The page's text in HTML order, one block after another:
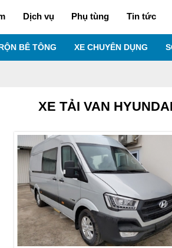
Dịch vụ Phụ tùng Tin tức
BÊ TÔNG XE CHUYÊN DỤNG
XE TẢI VAN HYUNDAI